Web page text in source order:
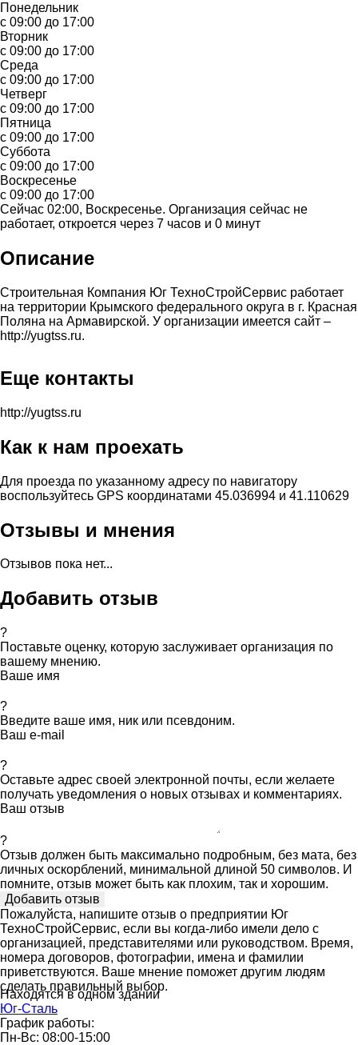
Понедельник
с 09:00 до 17:00
Вторник
с 09:00 до 17:00
Среда
с 09:00 до 17:00
Четверг
с 09:00 до 17:00
Пятница
с 09:00 до 17:00
Суббота
с 09:00 до 17:00
Воскресенье
с 09:00 до 17:00
Сейчас 02:00, Воскресенье. Организация сейчас не
работает, откроется через 7 часов и 0 минут
Описание
Строительная Компания Юг ТехноСтройСервис работает
на территории Крымского федерального округа в г. Красная
Поляна на Армавирской. У организации имеется сайт –
http://yugtss.ru.
Еще контакты
http://yugtss.ru
Как к нам проехать
Для проезда по указанному адресу по навигатору
воспользуйтесь GPS координатами 45.036994 и 41.110629
Отзывы и мнения
Отзывов пока нет...
Добавить отзыв
?
Поставьте оценку, которую заслуживает организация по
вашему мнению.
Ваше имя
?
Введите ваше имя, ник или псевдоним.
Ваш e-mail
?
Оставьте адрес своей электронной почты, если желаете
получать уведомления о новых отзывах и комментариях.
Ваш отзыв
?
Отзыв должен быть максимально подробным, без мата, без
личных оскорблений, минимальной длиной 50 символов. И
помните, отзыв может быть как плохим, так и хорошим.
Пожалуйста, напишите отзыв о предприятии Юг
ТехноСтройСервис, если вы когда-либо имели дело с
организацией, представителями или руководством. Время,
номера договоров, фотографии, имена и фамилии
приветствуются. Ваше мнение поможет другим людям
сделать правильный выбор.
Находятся в одном здании
Юг-Сталь
График работы:
Пн-Вс: 08:00-15:00